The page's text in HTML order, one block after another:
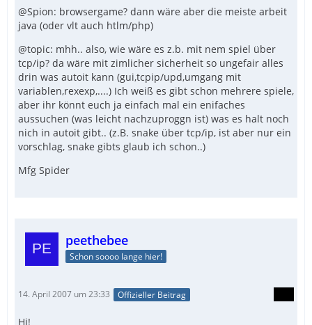
@Spion: browsergame? dann wäre aber die meiste arbeit
java (oder vlt auch htlm/php)
@topic: mhh.. also, wie wäre es z.b. mit nem spiel über
tcp/ip? da wäre mit zimlicher sicherheit so ungefair alles
drin was autoit kann (gui,tcpip/upd,umgang mit
variablen,rexexp,....) Ich weiß es gibt schon mehrere spiele,
aber ihr könnt euch ja einfach mal ein enifaches
aussuchen (was leicht nachzuproggn ist) was es halt noch
nich in autoit gibt.. (z.B. snake über tcp/ip, ist aber nur ein
vorschlag, snake gibts glaub ich schon..)
Mfg Spider
peethebee
Schon soooo lange hier!
14. April 2007 um 23:33 Offizieller Beitrag
Hi!